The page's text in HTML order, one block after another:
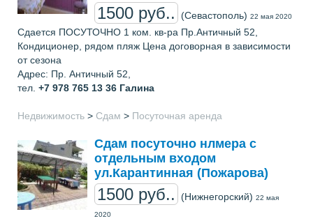
1500 руб.. (Севастополь) 22 мая 2020
Сдается ПОСУТОЧНО 1 ком. кв-ра Пр.Античный 52,
Кондиционер, рядом пляж Цена договорная в зависимости
от сезона
Адрес: Пр. Античный 52,
тел. +7 978 765 13 36 Галина
Недвижимость > Сдам > Посуточная аренда
Сдам посуточно нлмера с
отдельным входом
ул.Карантинная (Пожарова)
1500 руб.. (Нижнегорский) 22 мая
2020